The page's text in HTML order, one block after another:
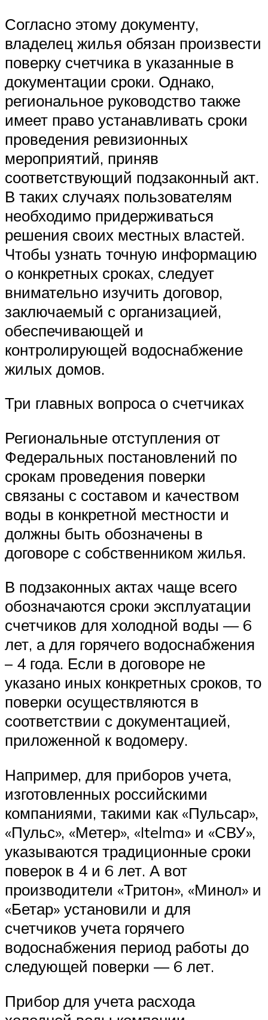
Согласно этому документу,
владелец жилья обязан произвести
поверку счетчика в указанные в
документации сроки. Однако,
региональное руководство также
имеет право устанавливать сроки
проведения ревизионных
мероприятий, приняв
соответствующий подзаконный акт.
В таких случаях пользователям
необходимо придерживаться
решения своих местных властей.
Чтобы узнать точную информацию
о конкретных сроках, следует
внимательно изучить договор,
заключаемый с организацией,
обеспечивающей и
контролирующей водоснабжение
жилых домов.
Три главных вопроса о счетчиках
Региональные отступления от
Федеральных постановлений по
срокам проведения поверки
связаны с составом и качеством
воды в конкретной местности и
должны быть обозначены в
договоре с собственником жилья.
В подзаконных актах чаще всего
обозначаются сроки эксплуатации
счетчиков для холодной воды — 6
лет, а для горячего водоснабжения
– 4 года. Если в договоре не
указано иных конкретных сроков, то
поверки осуществляются в
соответствии с документацией,
приложенной к водомеру.
Например, для приборов учета,
изготовленных российскими
компаниями, такими как «Пульсар»,
«Пульс», «Метер», «Itelma» и «СВУ»,
указываются традиционные сроки
поверок в 4 и 6 лет. А вот
производители «Тритон», «Минол» и
«Бетар» установили и для
счетчиков учета горячего
водоснабжения период работы до
следующей поверки — 6 лет.
Прибор для учета расхода